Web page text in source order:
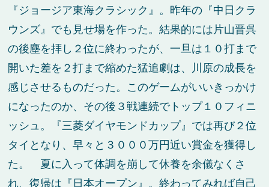
『ジョージア東海クラシック』。昨年の『中日クラ
ウンズ』でも見せ場を作った。結果的には片山晋呉
の後塵を拝し２位に終わったが、一旦は１０打まで
開いた差を２打まで縮めた猛追劇は、川原の成長を
感じさせるものだった。このゲームがいいきっかけ
になったのか、その後３戦連続でトップ１０フィニ
ッシュ。『三菱ダイヤモンドカップ』では再び２位
タイとなり、早々と３０００万円近い賞金を獲得し
た。 夏に入って体調を崩して休養を余儀なくさ
れ、復帰は『日本オープン』。終わってみれば自己